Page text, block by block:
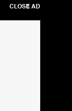
CLOSE AD